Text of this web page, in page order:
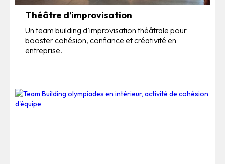
Théâtre d’improvisation
Un team building d’improvisation théâtrale pour
booster cohésion, confiance et créativité en
entreprise.